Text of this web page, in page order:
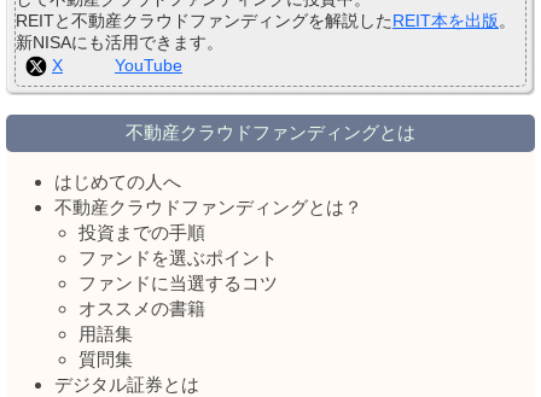
REITと不動産クラウドファンディングを解説した REIT本を出版 。
新NISAにも活用できます。
X YouTube
不動産クラウドファンディングとは
はじめての人へ
不動産クラウドファンディングとは？
投資までの手順
ファンドを選ぶポイント
ファンドに当選するコツ
オススメの書籍
用語集
質問集
デジタル証券とは